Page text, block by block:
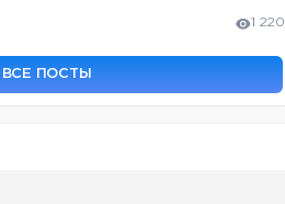
1 220
ПОСТЫ